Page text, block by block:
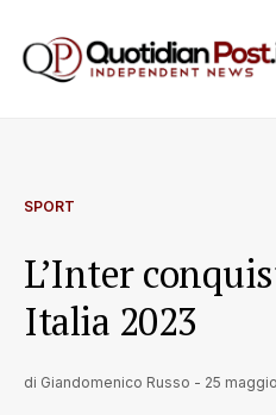
SPORT
L’Inter
Italia 2023
di Giandomenico Russo - 25